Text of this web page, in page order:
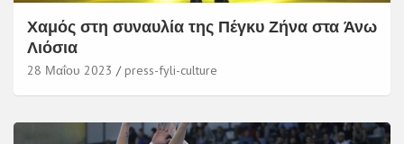
Χαμός στη συναυλία της Πέγκυ Ζήνα στα Άνω
Λιόσια
28 Μαΐου 2023 press-fyli-culture